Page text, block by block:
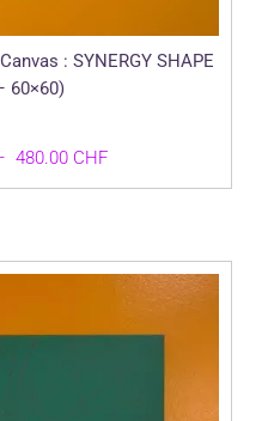
: SYNERGY SHAPE
60×60)
480.00 CHFPlage
de
à
480.00 CHF